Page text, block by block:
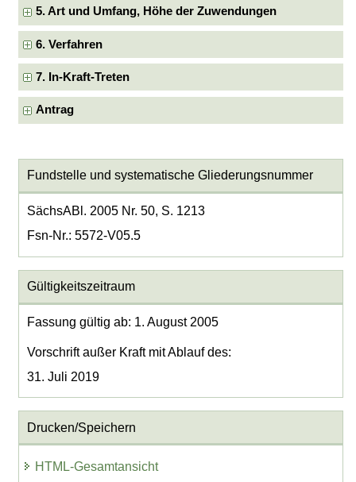
5. Art und Umfang, Höhe der Zuwendungen
6. Verfahren
7. In-Kraft-Treten
Antrag
Fundstelle und systematische Gliederungsnummer
SächsABl. 2005 Nr. 50, S. 1213
Fsn-Nr.: 5572-V05.5
Gültigkeitszeitraum
Fassung gültig ab: 1. August 2005
Vorschrift außer Kraft mit Ablauf des:
31. Juli 2019
Drucken/Speichern
HTML-Gesamtansicht